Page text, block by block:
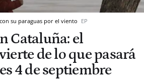
su paraguas por el viento EP
Cataluña: el
de lo que pasará
4 de septiembre